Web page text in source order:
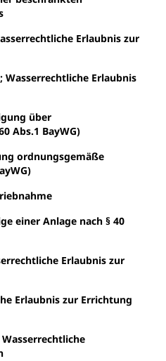
Erlaubnis zur
Erlaubnis
über
Abs.1 BayWG)
ordnungsgemäße
einer Anlage nach § 40
Erlaubnis zur
Erlaubnis zur Errichtung